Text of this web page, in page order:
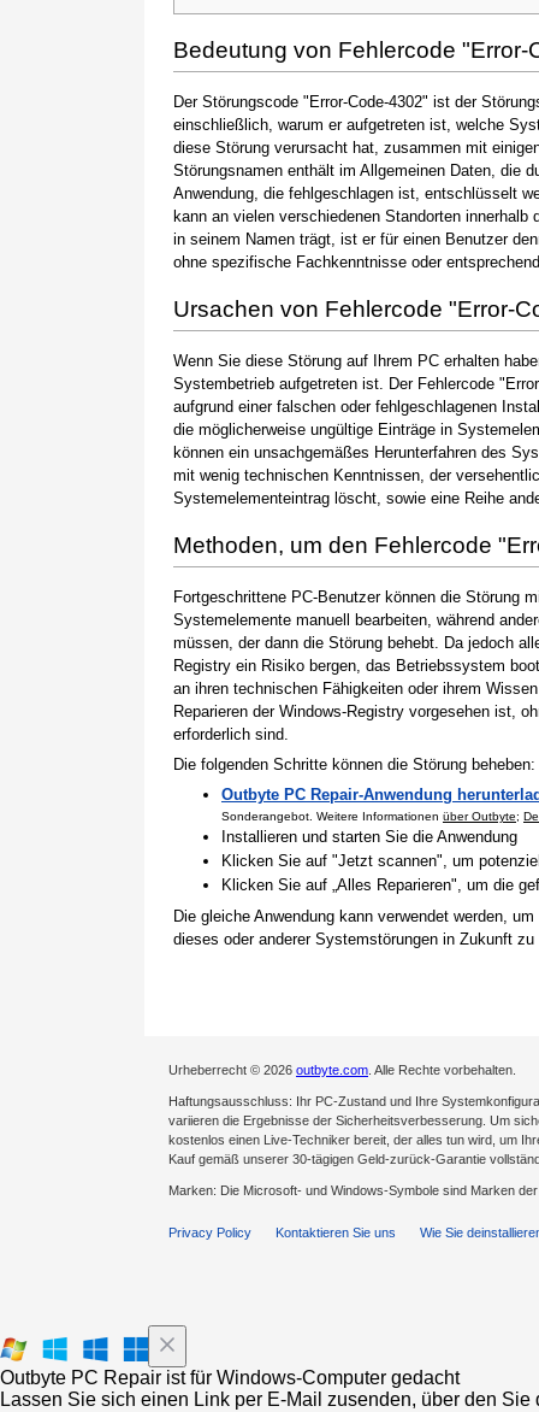
Bedeutung von Fehlercode "Error-
Der Störungscode "Error-Code-4302" ist der
einschließlich, warum er aufgetreten ist, welche
diese Störung verursacht hat, zusammen mit
Störungsnamen enthält im Allgemeinen Daten, die
Anwendung, die fehlgeschlagen ist, entschlüsselt
kann an vielen verschiedenen Standorten
in seinem Namen trägt, ist er für einen Benutzer
ohne spezifische Fachkenntnisse oder
Ursachen von Fehlercode "Error-
Wenn Sie diese Störung auf Ihrem PC erhalten
Systembetrieb aufgetreten ist. Der Fehlercode
aufgrund einer falschen oder fehlgeschlagenen
die möglicherweise ungültige Einträge in
können ein unsachgemäßes Herunterfahren des
mit wenig technischen Kenntnissen, der
Systemelementeintrag löscht, sowie eine Reihe
Methoden, um den Fehlercode
Fortgeschrittene PC-Benutzer können die Störung
Systemelemente manuell bearbeiten, während
müssen, der dann die Störung behebt. Da jedoch
Registry ein Risiko bergen, das Betriebssystem
an ihren technischen Fähigkeiten oder ihrem
Reparieren der Windows-Registry vorgesehen ist,
erforderlich sind.
Die folgenden Schritte können die Störung beheben:
Outbyte PC Repair-Anwendung
Sonderangebot. Weitere Informationen über Outbyte;
Installieren und starten Sie die Anwendung
Klicken Sie auf "Jetzt scannen", um
Klicken Sie auf „Alles Reparieren", um die
Die gleiche Anwendung kann verwendet werden,
dieses oder anderer Systemstörungen in Zukunft zu
Urheberrecht © 2026 outbyte.com . Alle Rechte vorbehalten.
Haftungsausschluss: Ihr PC-Zustand und Ihre
variieren die Ergebnisse der Sicherheitsverbesserung. Um
kostenlos einen Live-Techniker bereit, der alles tun wird, um
Kauf gemäß unserer 30-tägigen Geld-zurück-Garantie
Marken: Die Microsoft- und Windows-Symbole sind Marken
Privacy Policy Kontaktieren Sie uns Wie Sie
Outbyte PC Repair ist für Windows-Computer gedacht
Lassen Sie sich einen Link per E-Mail zusenden, über den